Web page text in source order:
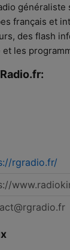
généraliste
français et
des flash
les
rgradio.fr/